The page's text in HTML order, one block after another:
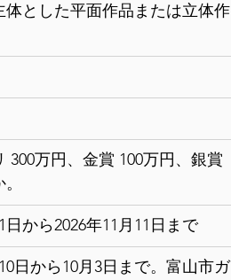
体とした平面作品または立体作
300万円、金賞 100万円、銀賞
日から2026年11月11日まで
日から10月3日まで。富山市ガ